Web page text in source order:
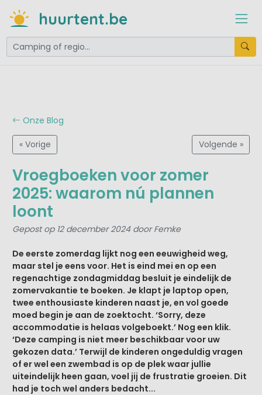
huurtent.be
Onze Blog
« Vorige Volgende »
Vroegboeken voor zomer
2025: waarom nú plannen
loont
Gepost op 12 december 2024 door Femke
De eerste zomerdag lijkt nog een eeuwigheid weg,
maar stel je eens voor. Het is eind mei en op een
regenachtige zondagmiddag besluit je eindelijk de
zomervakantie te boeken. Je klapt je laptop open,
twee enthousiaste kinderen naast je, en vol goede
moed begin je aan de zoektocht. ‘Sorry, deze
accommodatie is helaas volgeboekt.’ Nog een klik.
‘Deze camping is niet meer beschikbaar voor uw
gekozen data.’ Terwijl de kinderen ongeduldig vragen
of er wel een zwembad is op de plek waar jullie
uiteindelijk heen gaan, voel jij de frustratie groeien. Dit
had je toch wel anders bedacht...